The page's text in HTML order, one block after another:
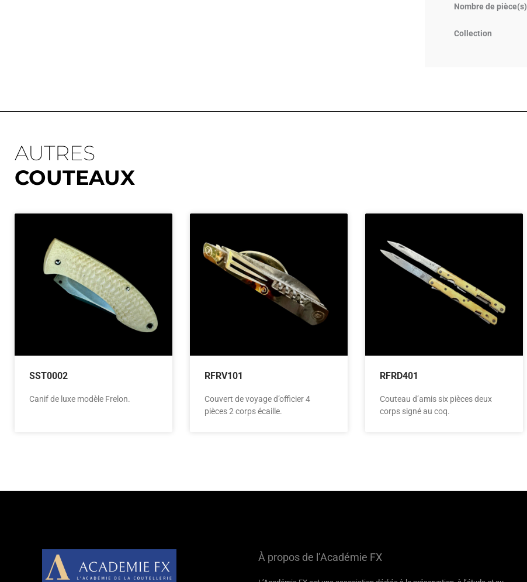
Nombre de pièce(s)
Collection
AUTRES
COUTEAUX
SST0002
Canif de luxe modèle Frelon.
RFRV101
Couvert de voyage d’officier 4
pièces 2 corps écaille.
RFRD401
Couteau d’amis six pièces deux
corps signé au coq.
À propos de l’Académie FX